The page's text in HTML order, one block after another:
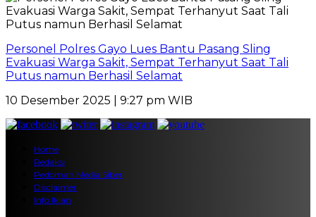
Personel Polres Gayo Lues Bantu Pasang Sling
Evakuasi Warga Sakit, Sempat Terhanyut Saat Tali
Putus namun Berhasil Selamat
10 Desember 2025 | 9:27 pm WIB
Home
Redaksi
Pedoman Media Siber
Disclaimer
Info Iklan